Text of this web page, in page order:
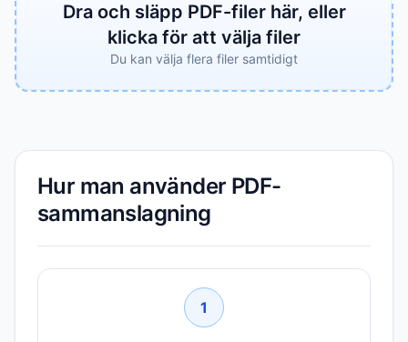
Dra och släpp PDF-filer här, eller
klicka för att välja filer
Du kan välja flera filer samtidigt
Hur man använder PDF-
sammanslagning
1